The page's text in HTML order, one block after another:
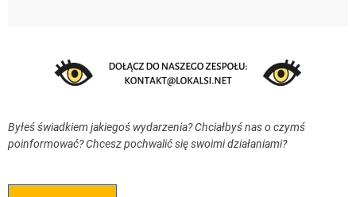
Byłeś świadkiem jakiegoś wydarzenia? Chciałbyś nas o czymś
poinformować? Chcesz pochwalić się swoimi działaniami?